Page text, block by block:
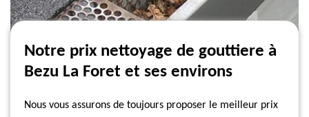
Notre prix nettoyage de gouttiere à
Bezu La Foret et ses environs
Nous vous assurons de toujours proposer le meilleur prix